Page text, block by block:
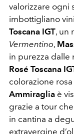
valorizzare ogni
imbottigliano
Toscana IGT, un
Vermentino,
in purezza dalle
Rosé Toscana
colorazione
Ammiraglia è
grazie a tour
in cantina a
extravergine